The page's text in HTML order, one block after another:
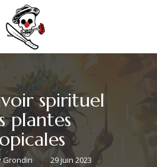
spirituel
plantes
Grondin
29 juin 2023